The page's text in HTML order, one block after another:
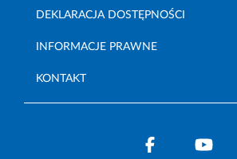
DEKLARACJA DOSTĘPNOŚCI
INFORMACJE PRAWNE
KONTAKT